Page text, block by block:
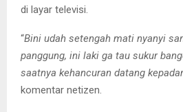
di layar televisi.
“Bini udah setengah mati nyanyi
panggung, ini laki ga tau sukur
saatnya kehancuran datang
komentar netizen.